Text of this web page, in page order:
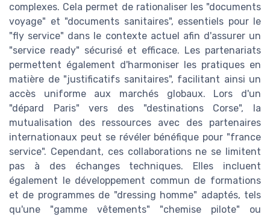
complexes. Cela permet de rationaliser les "documents
voyage" et "documents sanitaires", essentiels pour le
"fly service" dans le contexte actuel afin d'assurer un
"service ready" sécurisé et efficace. Les partenariats
permettent également d'harmoniser les pratiques en
matière de "justificatifs sanitaires", facilitant ainsi un
accès uniforme aux marchés globaux. Lors d'un
"dépard Paris" vers des "destinations Corse", la
mutualisation des ressources avec des partenaires
internationaux peut se révéler bénéfique pour "france
service". Cependant, ces collaborations ne se limitent
pas à des échanges techniques. Elles incluent
également le développement commun de formations
et de programmes de "dressing homme" adaptés, tels
qu'une "gamme vêtements" "chemise pilote" ou